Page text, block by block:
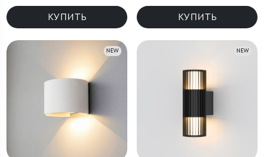
3000K черный IP65
КУПИТЬ
BLADE 3000K черный IP54
КУПИТЬ
NEW NEW